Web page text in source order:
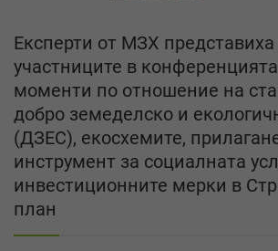
Експерти от МЗХ
участниците в
моменти по отношение на
добро земеделско и
(ДЗЕС), екосхемите,
инструмент за социалната
инвестиционните мерки в
план